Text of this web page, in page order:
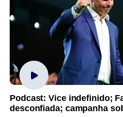
Podcast: Vice indefinido;
desconfiada; campanha